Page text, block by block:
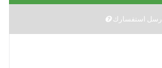
أرسل استفسارك